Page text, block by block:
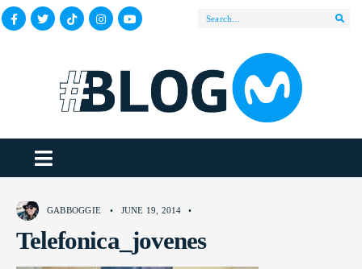
GABBOGGIE • JUNE 19, 2014 •
Telefonica_jovenes